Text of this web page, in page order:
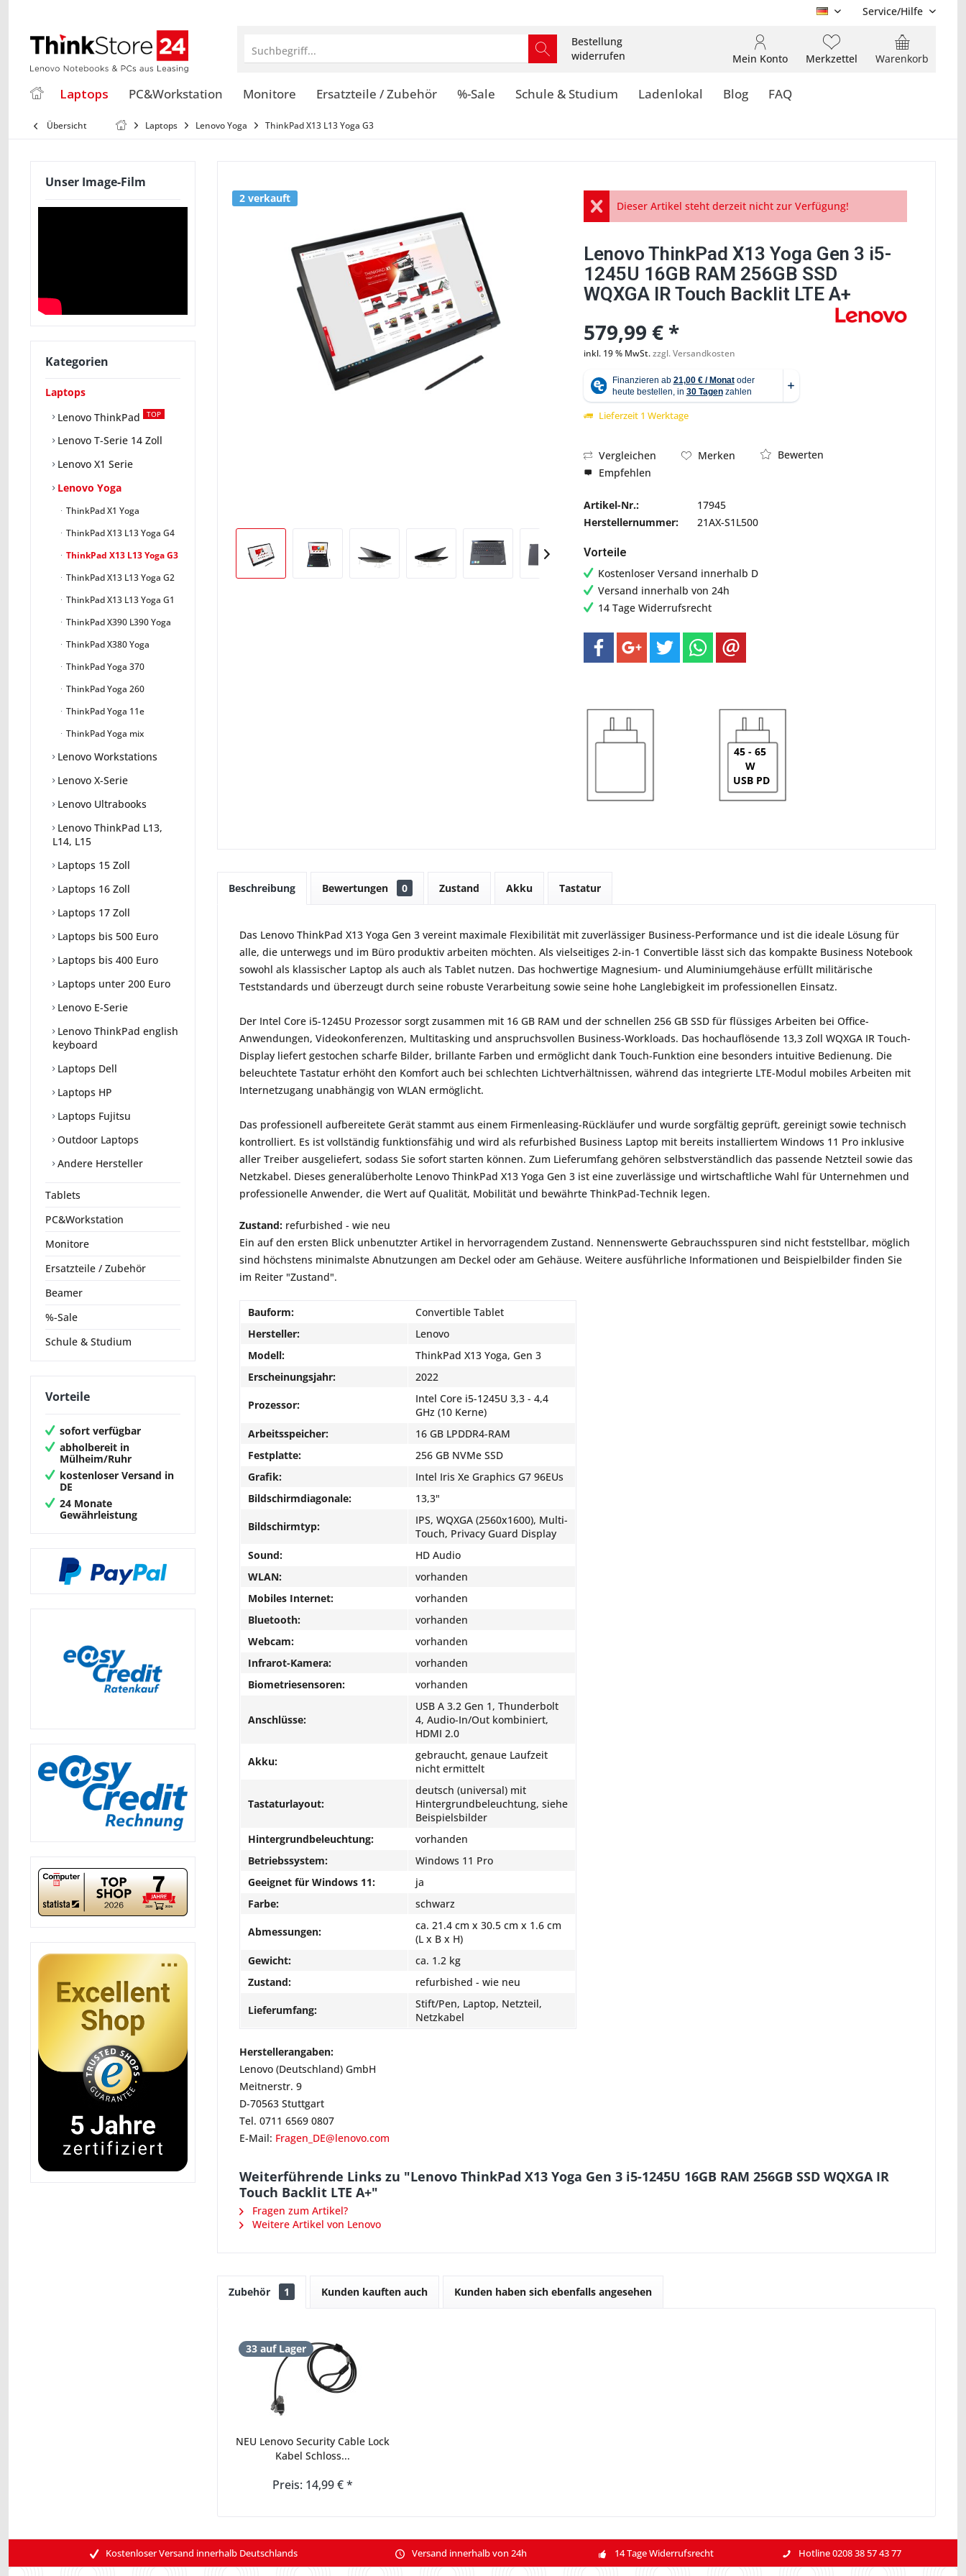
DE Service/Hilfe
Suchbegriff...
Bestellung
widerrufen
Warenkorb
Merkzettel
Mein Konto
Laptops PC&Workstation Monitore Ersatzteile / Zubehör %-Sale Schule & Studium Ladenlokal Blog FAQ
Übersicht Laptops Lenovo Yoga ThinkPad X13 L13 Yoga G3
Unser Image-Film
Kategorien
Laptops
Lenovo ThinkPad
TOP
Lenovo T-Serie 14 Zoll
Lenovo X1 Serie
Lenovo Yoga
ThinkPad X1 Yoga
ThinkPad X13 L13 Yoga G4
ThinkPad X13 L13 Yoga G3
ThinkPad X13 L13 Yoga G2
ThinkPad X13 L13 Yoga G1
ThinkPad X390 L390 Yoga
ThinkPad X380 Yoga
ThinkPad Yoga 370
ThinkPad Yoga 260
ThinkPad Yoga 11e
ThinkPad Yoga mix
Lenovo Workstations
Lenovo X-Serie
Lenovo Ultrabooks
Lenovo ThinkPad L13,
L14, L15
Laptops 15 Zoll
Laptops 16 Zoll
Laptops 17 Zoll
Laptops bis 500 Euro
Laptops bis 400 Euro
Laptops unter 200 Euro
Lenovo E-Serie
Lenovo ThinkPad english
keyboard
Laptops Dell
Laptops HP
Laptops Fujitsu
Outdoor Laptops
Andere Hersteller
Tablets
PC&Workstation
Monitore
Ersatzteile / Zubehör
Beamer
%-Sale
Schule & Studium
Vorteile
sofort verfügbar
abholbereit in
Mülheim/Ruhr
kostenloser Versand in
DE
24 Monate
Gewährleistung
2 verkauft
Abbildung ähnlich
Dieser Artikel steht derzeit nicht zur Verfügung!
Lenovo ThinkPad X13 Yoga Gen 3 i5-
1245U 16GB RAM 256GB SSD
WQXGA IR Touch Backlit LTE A+
579,99 € *
inkl. 19 % MwSt.zzgl. Versandkosten
Lieferzeit 1 Werktage
Vergleichen Merken
Bewerten
Empfehlen
Artikel-Nr.:
17945
Herstellernummer:
21AX-S1L500
Vorteile
Kostenloser Versand innerhalb D
Versand innerhalb von 24h
14 Tage Widerrufsrecht
45 - 65
W
USB PD
Beschreibung Bewertungen 0 Zustand Akku Tastatur
Das Lenovo ThinkPad X13 Yoga Gen 3 vereint maximale Flexibilität mit zuverlässiger Business-Performance und ist die ideale Lösung für
alle, die unterwegs und im Büro produktiv arbeiten möchten. Als vielseitiges 2-in-1 Convertible lässt sich das kompakte Business Notebook
sowohl als klassischer Laptop als auch als Tablet nutzen. Das hochwertige Magnesium- und Aluminiumgehäuse erfüllt militärische
Teststandards und überzeugt durch seine robuste Verarbeitung sowie seine hohe Langlebigkeit im professionellen Einsatz.
Der Intel Core i5-1245U Prozessor sorgt zusammen mit 16 GB RAM und der schnellen 256 GB SSD für flüssiges Arbeiten bei Office-
Anwendungen, Videokonferenzen, Multitasking und anspruchsvollen Business-Workloads. Das hochauflösende 13,3 Zoll WQXGA IR Touch-
Display liefert gestochen scharfe Bilder, brillante Farben und ermöglicht dank Touch-Funktion eine besonders intuitive Bedienung. Die
beleuchtete Tastatur erhöht den Komfort auch bei schlechten Lichtverhältnissen, während das integrierte LTE-Modul mobiles Arbeiten mit
Internetzugang unabhängig von WLAN ermöglicht.
Das professionell aufbereitete Gerät stammt aus einem Firmenleasing-Rückläufer und wurde sorgfältig geprüft, gereinigt sowie technisch
kontrolliert. Es ist vollständig funktionsfähig und wird als refurbished Business Laptop mit bereits installiertem Windows 11 Pro inklusive
aller Treiber ausgeliefert, sodass Sie sofort starten können. Zum Lieferumfang gehören selbstverständlich das passende Netzteil sowie das
Netzkabel. Dieses generalüberholte Lenovo ThinkPad X13 Yoga Gen 3 ist eine zuverlässige und wirtschaftliche Wahl für Unternehmen und
professionelle Anwender, die Wert auf Qualität, Mobilität und bewährte ThinkPad-Technik legen.
Zustand: refurbished - wie neu
Ein auf den ersten Blick unbenutzter Artikel in hervorragendem Zustand. Nennenswerte Gebrauchsspuren sind nicht feststellbar, möglich
sind höchstens minimalste Abnutzungen am Deckel oder am Gehäuse. Weitere ausführliche Informationen und Beispielbilder finden Sie
im Reiter "Zustand".
Bauform:
Convertible Tablet
Hersteller:
Lenovo
Modell:
ThinkPad X13 Yoga, Gen 3
Erscheinungsjahr:
2022
Prozessor:
Intel Core i5-1245U 3,3 - 4,4
GHz (10 Kerne)
Arbeitsspeicher:
16 GB LPDDR4-RAM
Festplatte:
256 GB NVMe SSD
Grafik:
Intel Iris Xe Graphics G7 96EUs
Bildschirmdiagonale:
13,3"
Bildschirmtyp:
IPS, WQXGA (2560x1600), Multi-
Touch, Privacy Guard Display
Sound:
HD Audio
WLAN:
vorhanden
Mobiles Internet:
vorhanden
Bluetooth:
vorhanden
Webcam:
vorhanden
Infrarot-Kamera:
vorhanden
Biometriesensoren:
vorhanden
Anschlüsse:
USB A 3.2 Gen 1, Thunderbolt
4, Audio-In/Out kombiniert,
HDMI 2.0
Akku:
gebraucht, genaue Laufzeit
nicht ermittelt
Tastaturlayout:
deutsch (universal) mit
Hintergrundbeleuchtung, siehe
Beispielsbilder
Hintergrundbeleuchtung:
vorhanden
Betriebssystem:
Windows 11 Pro
Geeignet für Windows 11:
ja
Farbe:
schwarz
Abmessungen:
ca. 21.4 cm x 30.5 cm x 1.6 cm
(L x B x H)
Gewicht:
ca. 1.2 kg
Zustand:
refurbished - wie neu
Lieferumfang:
Stift/Pen, Laptop, Netzteil,
Netzkabel
Herstellerangaben:
Lenovo (Deutschland) GmbH
Meitnerstr. 9
D-70563 Stuttgart
Tel. 0711 6569 0807
E-Mail: Fragen_DE@lenovo.com
Weiterführende Links zu "Lenovo ThinkPad X13 Yoga Gen 3 i5-1245U 16GB RAM 256GB SSD WQXGA IR
Touch Backlit LTE A+"
Fragen zum Artikel?
Weitere Artikel von Lenovo
Zubehör 1 Kunden kauften auch Kunden haben sich ebenfalls angesehen
33 auf Lager
NEU Lenovo Security Cable Lock
Kabel Schloss...
Preis: 14,99 € *
Kostenloser Versand innerhalb Deutschlands Versand innerhalb von 24h 14 Tage Widerrufsrecht Hotline 0208 38 57 43 77